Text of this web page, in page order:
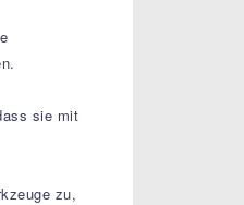
sie mit
zu,